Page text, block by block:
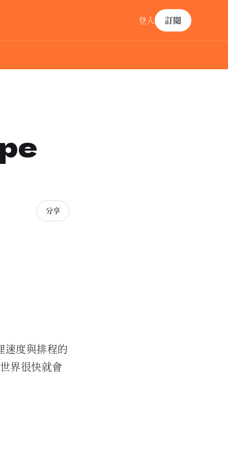
登入 訂閱
分享
速度與排程的
界很快就會